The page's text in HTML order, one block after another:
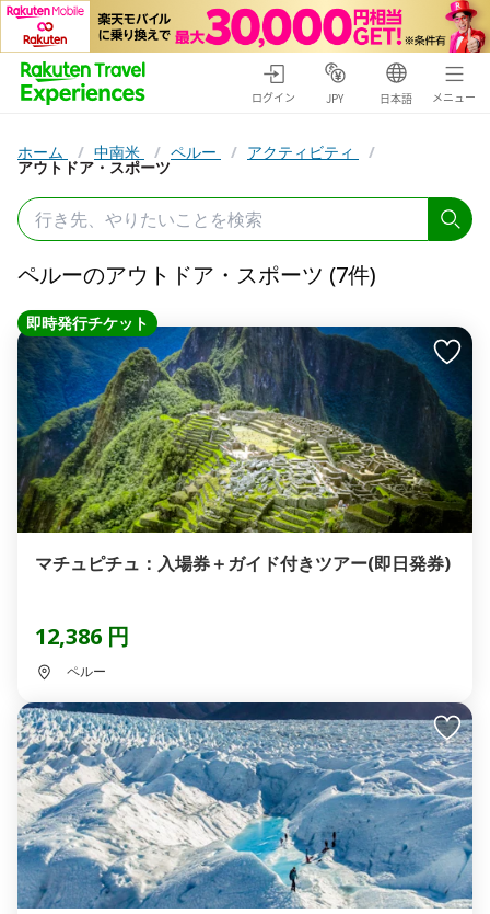
ログイン JPY 日本語 メニュー
ホーム / 中南米 / ペルー / アクティビティ /
アウトドア・スポーツ
ペルーのアウトドア・スポーツ (7件)
即時発行チケット
マチュピチュ：入場券＋ガイド付きツアー(即日発券)
12,386 円
ペルー